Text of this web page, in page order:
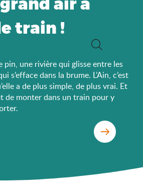
Recherche
train !
pin, une rivière qui glisse entre les
s’efface dans la brume. L’Ain, c’est
a de plus simple, de plus vrai. Et
de monter dans un train pour y
naturelles